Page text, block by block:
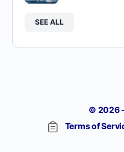
SEE ALL
© 2026 -
Terms of